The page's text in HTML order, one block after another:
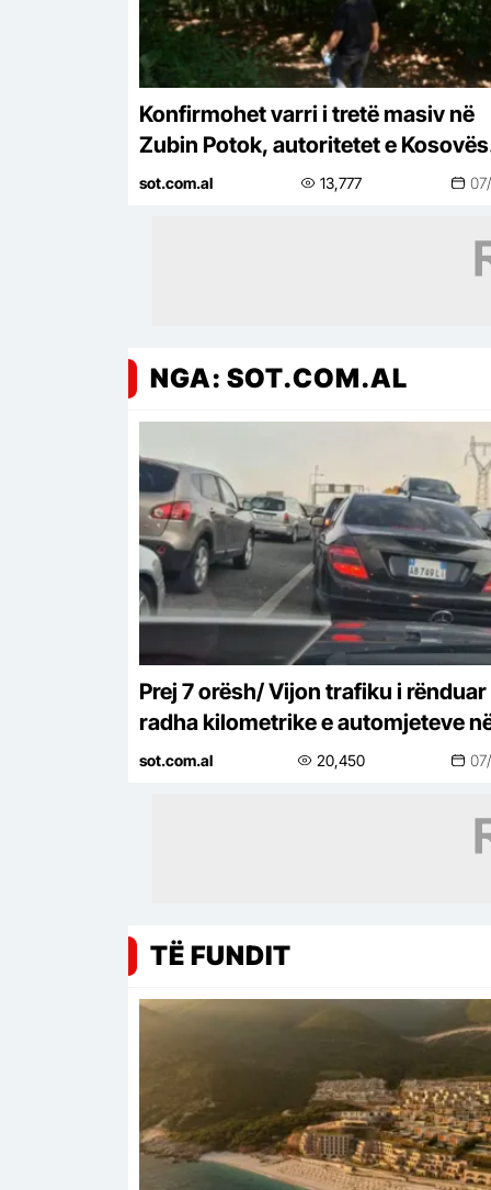
Konfirmohet varri i tretë masiv në
Zubin Potok, autoritetet e Kosovës
identifikojnë mbetje mortore
sot.com.al 13,777
NGA: SOT.COM.AL
Prej 7 orësh/ Vijon trafiku i rënduar
radha kilometrike e automjeteve
aksin Tiranë-Elbasan
sot.com.al 20,450
TË FUNDIT